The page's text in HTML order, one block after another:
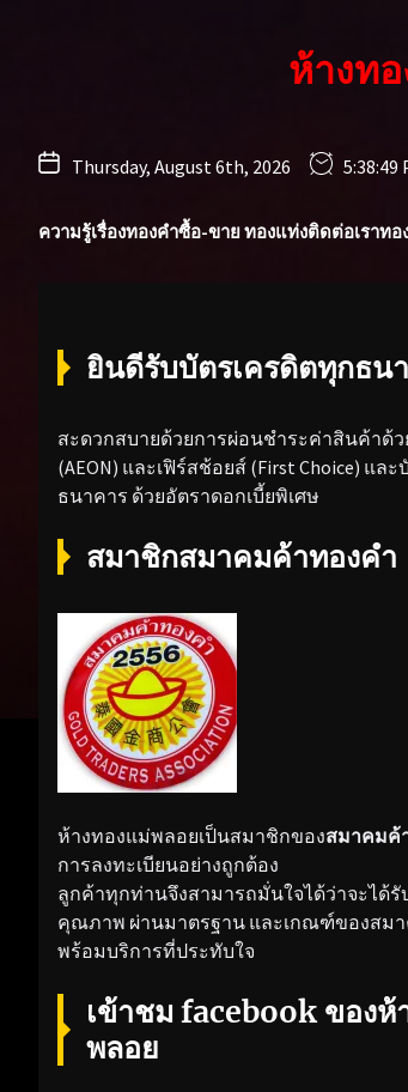
ห้างท
Thursday, August 6th, 2026 5:38:51
ความรู้เรื่องทองคำซื้อ-ขาย ทองแท่งติดต่อเราทอ
ยินดีรับบัตรเครดิตทุกธน
สะดวกสบายด้วยการผ่อนชำระค่าสินค้าด้
(AEON) และเฟิร์สช้อยส์ (First Choice) แล
ธนาคาร ด้วยอัตราดอกเบี้ยพิเศษ
สมาชิกสมาคมค้าทองคำ
ห้างทองแม่พลอยเป็นสมาชิกของสมาคมค้
การลงทะเบียนอย่างถูกต้อง
ลูกค้าทุกท่านจึงสามารถมั่นใจได้ว่าจะได้
คุณภาพ ผ่านมาตรฐาน และเกณฑ์ของสม
พร้อมบริการที่ประทับใจ
เข้าชม facebook ของห้
พลอย